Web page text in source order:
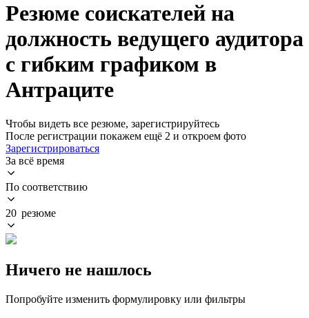
Резюме соискателей на
должность ведущего аудитора
с гибким графиком в
Антраците
Чтобы видеть все резюме, зарегистрируйтесь
После регистрации покажем ещё 2 и откроем фото
Зарегистрироваться
За всё время
По соответствию
20 резюме
Ничего не нашлось
Попробуйте изменить формулировку или фильтры